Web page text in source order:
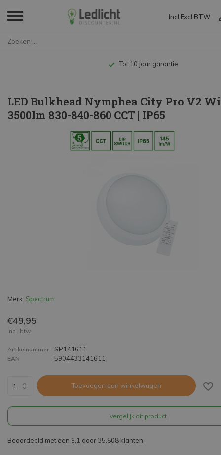
Incl. Excl. BTW
Tot 10 jaar garantie
LED Bulkhead Nymphea City Pro V2
3500lm 830-840-860 CCT | IP65
Merk: Spectrum
€49,95
Incl. btw
Artikelnummer SP141611
EAN 5904433141611
Toevoegen aan winkelwagen
Vergelijk dit product
Beoordeeld met een 9,1 door 35.808 klanten